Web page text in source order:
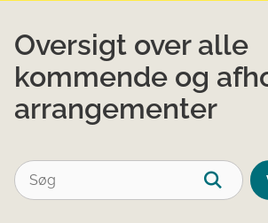
Oversigt over alle
kommende og
arrangementer